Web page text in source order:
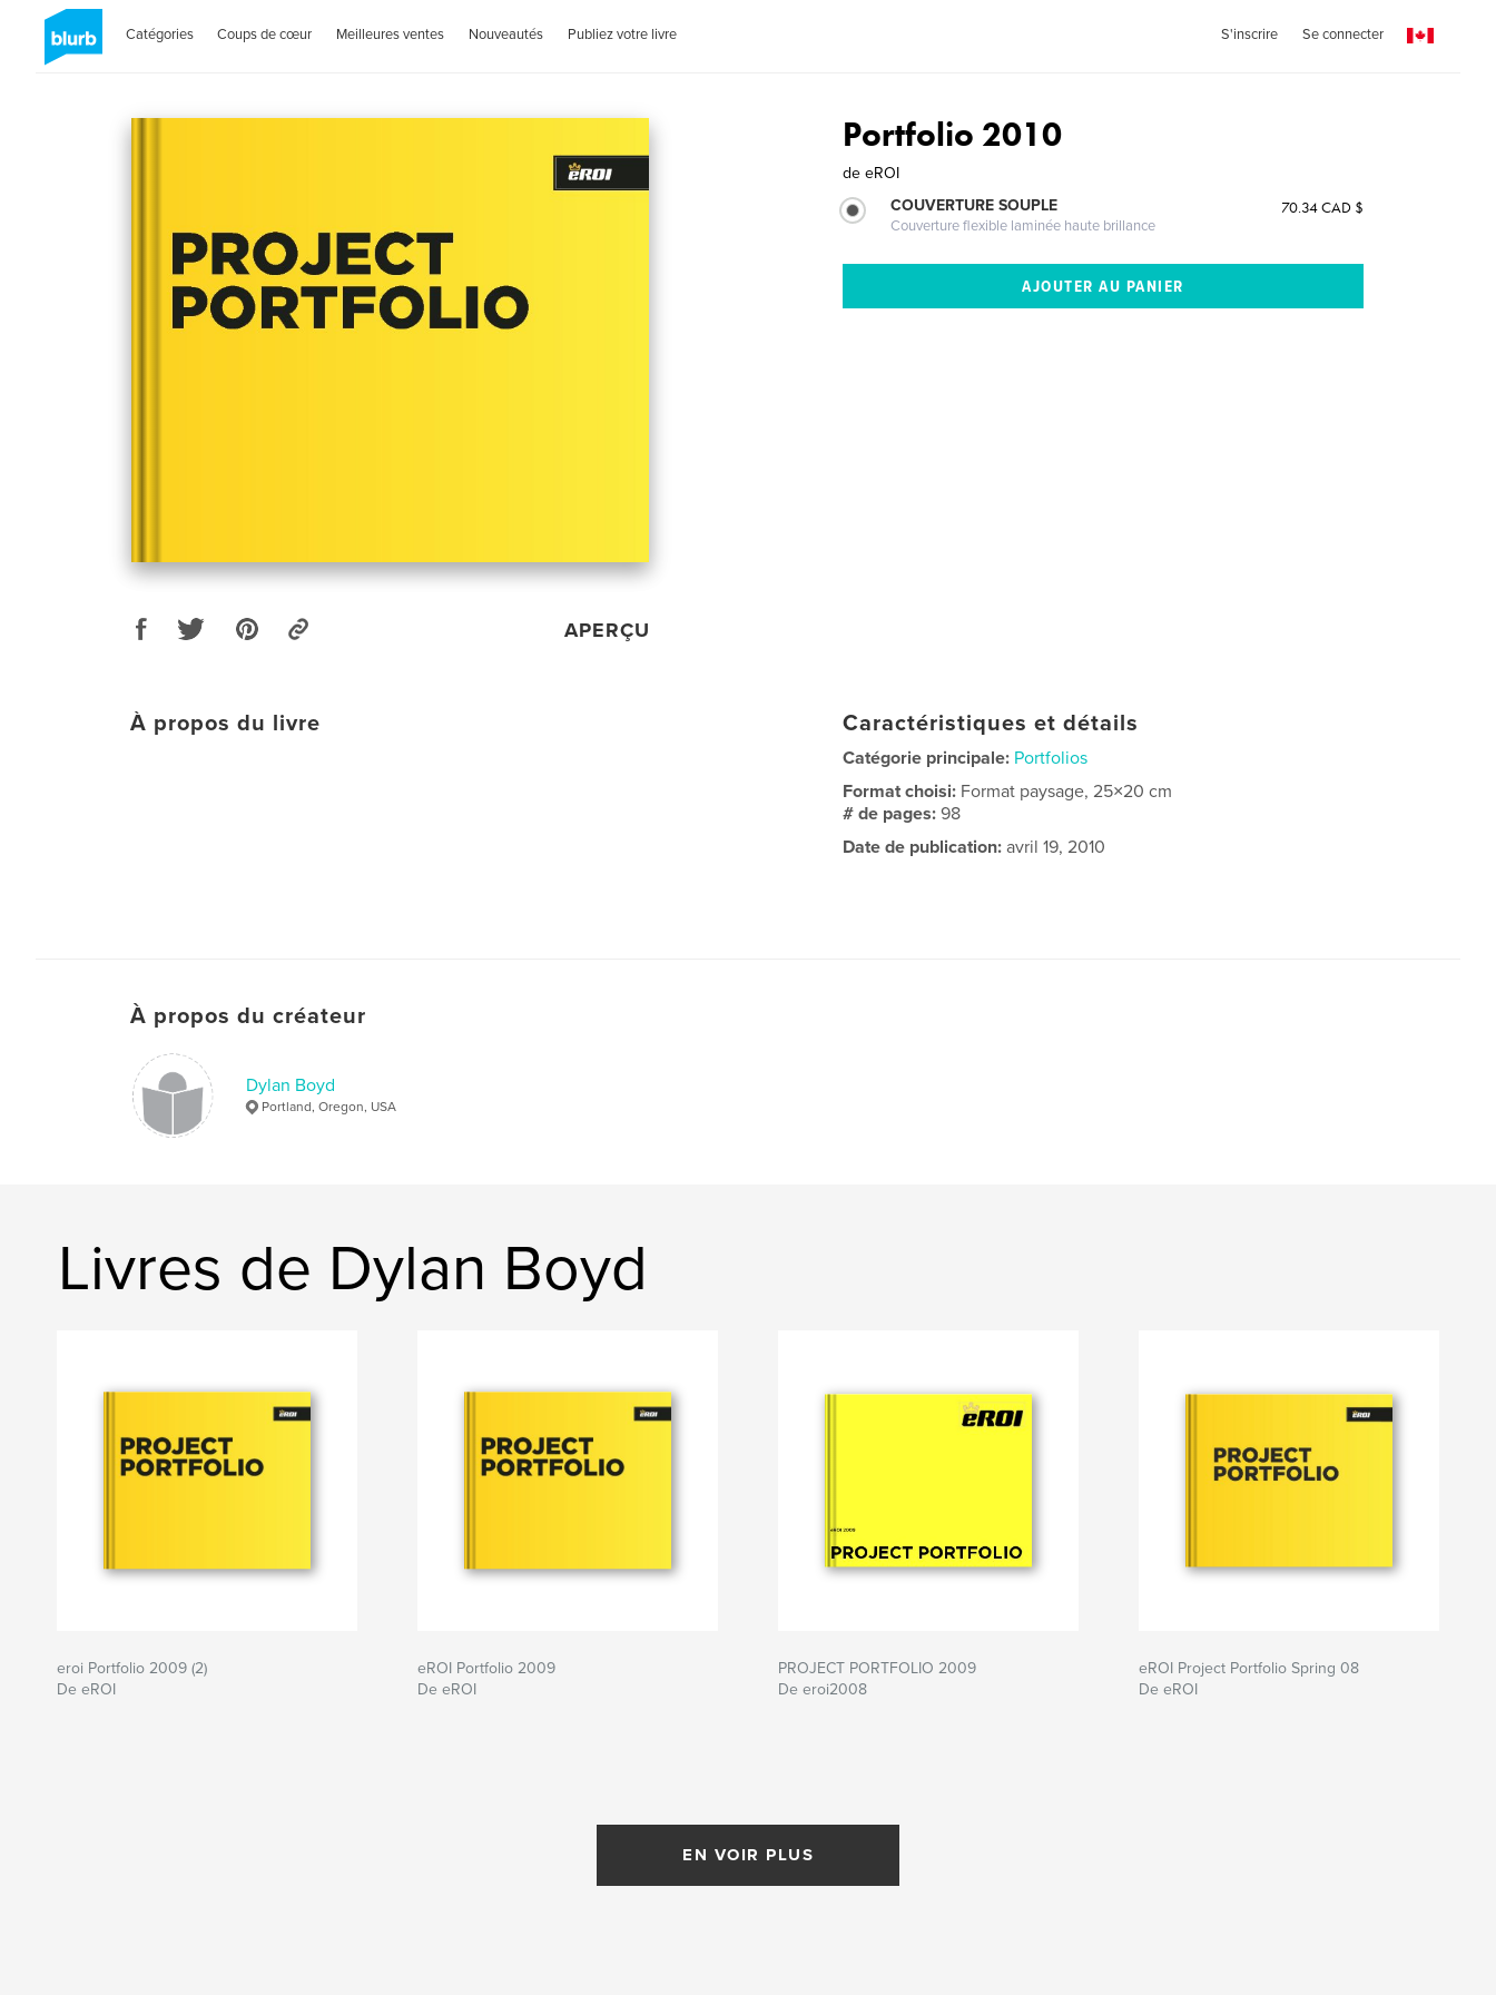
Catégories Coups de cœur Meilleures ventes Nouveautés Publiez votre livre S'inscrire Se connecter
APERÇU
Portfolio 2010
de eROI
COUVERTURE SOUPLE
Couverture flexible laminée haute brillance
70.34 CAD $
À propos du livre Caractéristiques et détails
Catégorie principale: Portfolios
Format choisi: Format paysage, 25×20 cm
# de pages:98
Date de publication: avril 19, 2010
À propos du créateur
Dylan Boyd
Portland, Oregon, USA
Livres de Dylan Boyd
eroi Portfolio 2009 (2)
De eROI
eROI Portfolio 2009
De eROI
PROJECT PORTFOLIO 2009
De eroi2008
eROI Project Portfolio Spring 08
De eROI
EN VOIR PLUS